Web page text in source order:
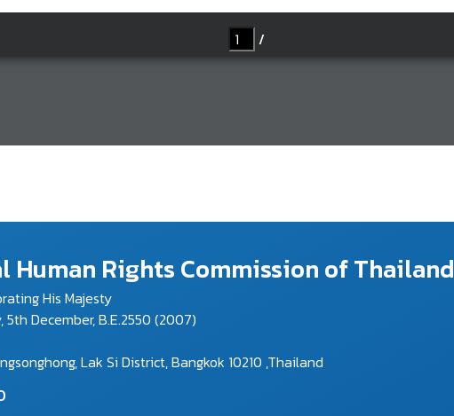
Human Rights Commission of Thailand
His Majesty
December, B.E.2550 (2007)
Lak Si District, Bangkok 10210 ,Thailand